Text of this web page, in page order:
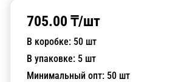
705.00 ₸/шт
В коробке: 50 шт
В упаковке: 5 шт
Минимальный опт: 50 шт